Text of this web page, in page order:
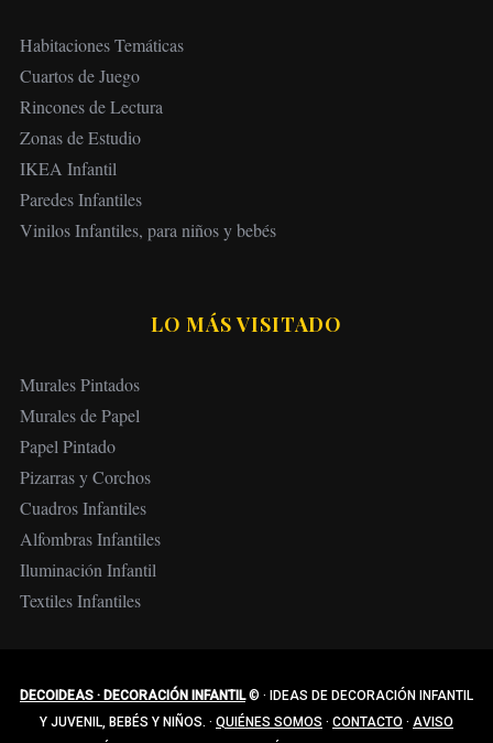
Habitaciones Temáticas
Cuartos de Juego
Rincones de Lectura
Zonas de Estudio
IKEA Infantil
Paredes Infantiles
Vinilos Infantiles, para niños y bebés
LO MÁS VISITADO
Murales Pintados
Murales de Papel
Papel Pintado
Pizarras y Corchos
Cuadros Infantiles
Alfombras Infantiles
Iluminación Infantil
Textiles Infantiles
DECOIDEAS · DECORACIÓN INFANTIL© · IDEAS DE DECORACIÓN INFANTIL
Y JUVENIL, BEBÉS Y NIÑOS. · QUIÉNES SOMOS · CONTACTO · AVISO